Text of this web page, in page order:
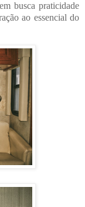
busca praticidade
ao essencial do